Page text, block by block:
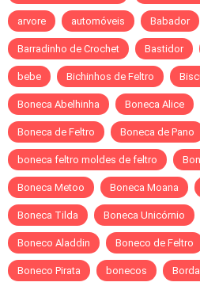
arvore automóveis Babador
Barradinho de Crochet Bastidor
bebe Bichinhos de Feltro
Boneca Abelhinha Boneca Alice
Boneca de Feltro Boneca de Pano
boneca feltro moldes de feltro
Boneca Metoo Boneca Moana
Boneca Tilda Boneca Unicórnio
Boneco Aladdin Boneco de Feltro
Boneco Pirata bonecos